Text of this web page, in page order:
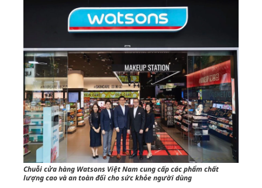
Chuỗi cửa hàng Watsons Việt Nam cung cấp các phẩm chất
lượng cao và an toàn đối cho sức khỏe người dùng